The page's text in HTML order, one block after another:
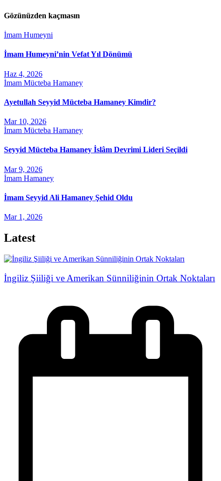
Gözünüzden kaçmasın
İmam Humeyni
İmam Humeyni’nin Vefat Yıl Dönümü
Haz 4, 2026
İmam Mücteba Hamaney
Ayetullah Seyyid Mücteba Hamaney Kimdir?
Mar 10, 2026
İmam Mücteba Hamaney
Seyyid Mücteba Hamaney İslâm Devrimi Lideri Seçildi
Mar 9, 2026
İmam Hamaney
İmam Seyyid Ali Hamaney Şehid Oldu
Mar 1, 2026
Latest
İngiliz Şiiliği ve Amerikan Sünniliğinin Ortak Noktaları